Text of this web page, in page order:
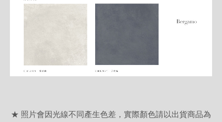
★ 照片會因光線不同產生色差，實際顏色請以出貨商品為